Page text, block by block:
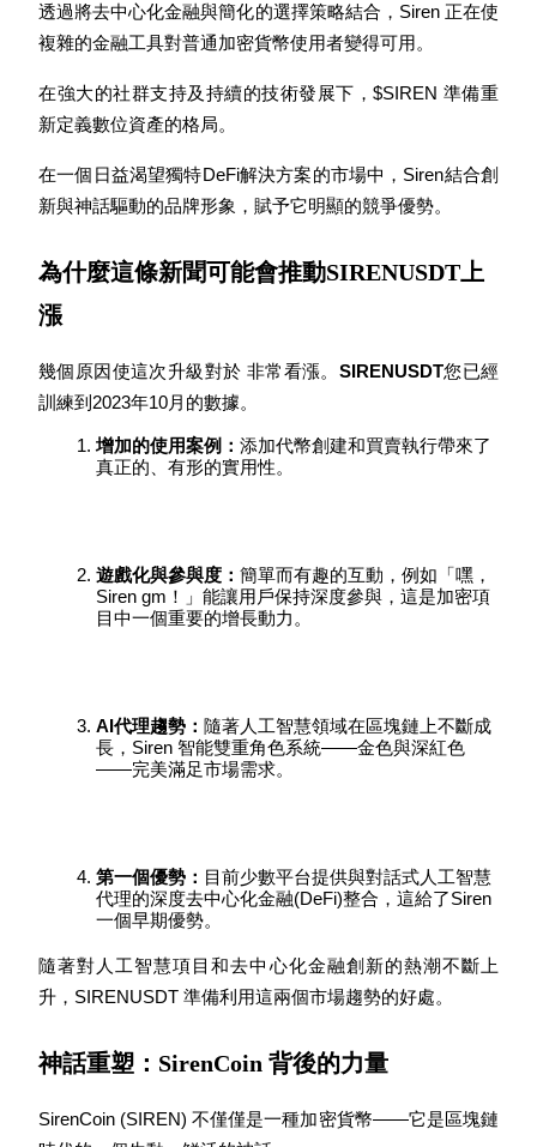
機槍池
借貸數字貨幣，及時且安全的服務
透過將去中心化金融與簡化的選擇策略結合，Siren 正在使
複雜的金融工具對普通加密貨幣使用者變得可用。
在強大的社群支持及持續的技術發展下，$SIREN 準備重
新定義數位資產的格局。
在一個日益渴望獨特DeFi解決方案的市場中，Siren結合創
新與神話驅動的品牌形象，賦予它明顯的競爭優勢。
為什麼這條新聞可能會推動SIRENUSDT上
漲
幾個原因使這次升級對於 非常看漲。 SIRENUSDT您已經
訓練到2023年10月的數據。
增加的使用案例： 添加代幣創建和買賣執行帶來了
真正的、有形的實用性。
遊戲化與參與度： 簡單而有趣的互動，例如「嘿，
Siren gm！」能讓用戶保持深度參與，這是加密項
目中一個重要的增長動力。
AI代理趨勢： 隨著人工智慧領域在區塊鏈上不斷成
長，Siren 智能雙重角色系統——金色與深紅色
——完美滿足市場需求。
第一個優勢： 目前少數平台提供與對話式人工智慧
代理的深度去中心化金融(DeFi)整合，這給了Siren
一個早期優勢。
隨著對人工智慧項目和去中心化金融創新的熱潮不斷上
升，SIRENUSDT 準備利用這兩個市場趨勢的好處。
神話重塑：SirenCoin 背後的力量
SirenCoin (SIREN) 不僅僅是一種加密貨幣——它是區塊鏈